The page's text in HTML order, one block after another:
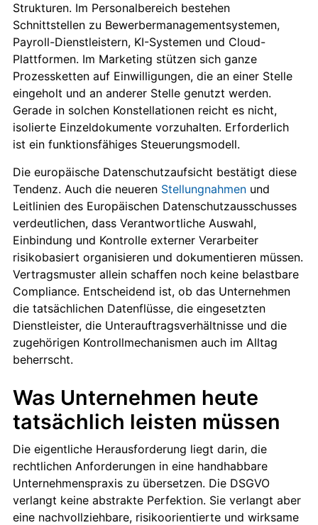
Strukturen. Im Personalbereich bestehen
Schnittstellen zu Bewerbermanagementsystemen,
Payroll-Dienstleistern, KI-Systemen und Cloud-
Plattformen. Im Marketing stützen sich ganze
Prozessketten auf Einwilligungen, die an einer Stelle
eingeholt und an anderer Stelle genutzt werden.
Gerade in solchen Konstellationen reicht es nicht,
isolierte Einzeldokumente vorzuhalten. Erforderlich
ist ein funktionsfähiges Steuerungsmodell.
Die europäische Datenschutzaufsicht bestätigt diese
Tendenz. Auch die neueren Stellungnahmen und
Leitlinien des Europäischen Datenschutzausschusses
verdeutlichen, dass Verantwortliche Auswahl,
Einbindung und Kontrolle externer Verarbeiter
risikobasiert organisieren und dokumentieren müssen.
Vertragsmuster allein schaffen noch keine belastbare
Compliance. Entscheidend ist, ob das Unternehmen
die tatsächlichen Datenflüsse, die eingesetzten
Dienstleister, die Unterauftragsverhältnisse und die
zugehörigen Kontrollmechanismen auch im Alltag
beherrscht.
Was Unternehmen heute
tatsächlich leisten müssen
Die eigentliche Herausforderung liegt darin, die
rechtlichen Anforderungen in eine handhabbare
Unternehmenspraxis zu übersetzen. Die DSGVO
verlangt keine abstrakte Perfektion. Sie verlangt aber
eine nachvollziehbare, risikoorientierte und wirksame